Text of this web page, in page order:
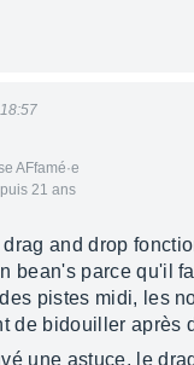
AFfamé·e
21 ans
drag and drop
bean's parce qu'il
pistes midi, les
de bidouiller après
une astuce, le